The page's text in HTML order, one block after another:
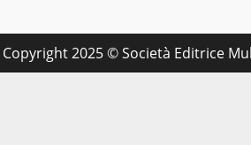
Copyright 2025 © Società Editrice